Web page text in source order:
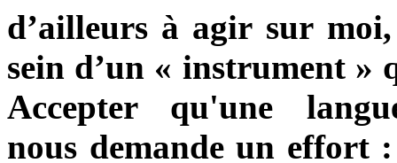
d’ailleurs à agir sur
sein d’un « instrument »
Accepter qu'une
nous demande un effort